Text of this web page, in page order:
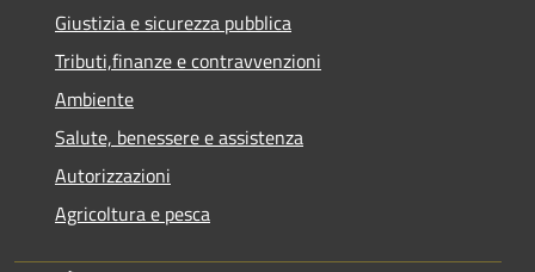
Giustizia e sicurezza pubblica
Tributi,finanze e contravvenzioni
Ambiente
Salute, benessere e assistenza
Autorizzazioni
Agricoltura e pesca